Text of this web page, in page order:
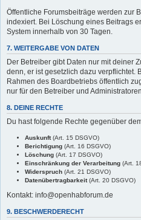
Öffentliche Forumsbeiträge werden zur
indexiert. Bei Löschung eines Beitrags
System innerhalb von 30 Tagen.
7. WEITERGABE VON DATEN
Der Betreiber gibt Daten nur mit deiner
denn, er ist gesetzlich dazu verpflichtet.
Rahmen des Boardbetriebs öffentlich
nur für den Betreiber und
8. DEINE RECHTE
Du hast folgende Rechte gegenüber
Auskunft(Art. 15 DSGVO)
Berichtigung (Art. 16 DSGVO)
Löschung (Art. 17 DSGVO)
Einschränkung der Verarbeitung (Art.
Widerspruch (Art. 21 DSGVO)
Datenübertragbarkeit(Art. 20 DSGVO)
Kontakt: info@openhabforum.de
9. BESCHWERDERECHT